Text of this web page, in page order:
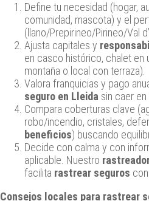
Define tu necesidad (hogar,
comunidad, mascota) y el
(llano/Prepirineo/Pirineo/Val
Ajusta capitales y
en casco histórico, chalet en
montaña o local con terraza).
Valora franquicias y pago
seguro en Lleida sin caer en
Compara coberturas clave
robo/incendio, cristales,
beneficios) buscando
Decide con calma y con
aplicable. Nuestro
facilita rastrear seguros
Consejos locales para rastrear